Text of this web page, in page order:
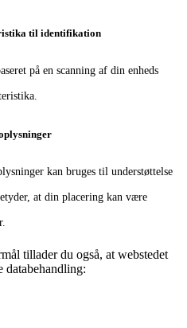
til identifikation
på en scanning af din enheds
kan bruges til understøttelse
at din placering kan være
tillader du også, at webstedet
databehandling: